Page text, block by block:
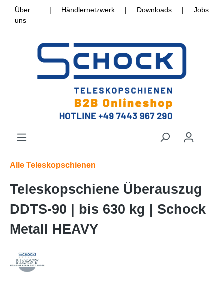
Über
uns
| Händlernetzwerk | Downloads | Jobs
Alle Teleskopschienen
Teleskopschiene Überauszug
DDTS-90 | bis 630 kg | Schock
Metall HEAVY